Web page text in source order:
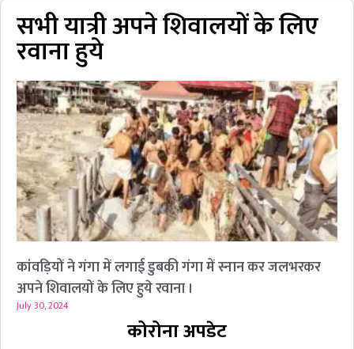
सभी यात्री अपने शिवालयों के लिए
रवाना हुये
कांवड़ियों ने गंगा में लगाई डुबकी गंगा में स्नान कर जलभरकर
अपने शिवालयों के लिए हुये रवाना ।
July 30, 2024
कोरोना अपडेट